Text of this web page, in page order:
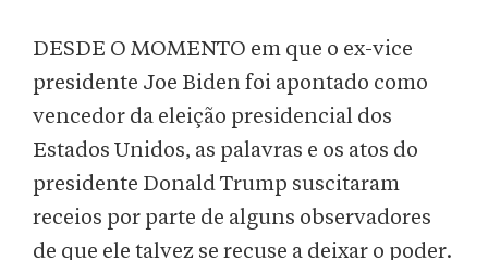
DESDE O MOMENTO em que o ex-vice
presidente Joe Biden foi apontado como
vencedor da eleição presidencial dos
Estados Unidos, as palavras e os atos do
presidente Donald Trump suscitaram
receios por parte de alguns observadores
de que ele talvez se recuse a deixar o poder.